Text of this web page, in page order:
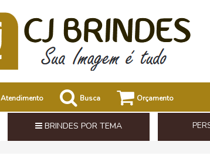
Atendimento Busca Orçamento
BRINDES POR TEMA